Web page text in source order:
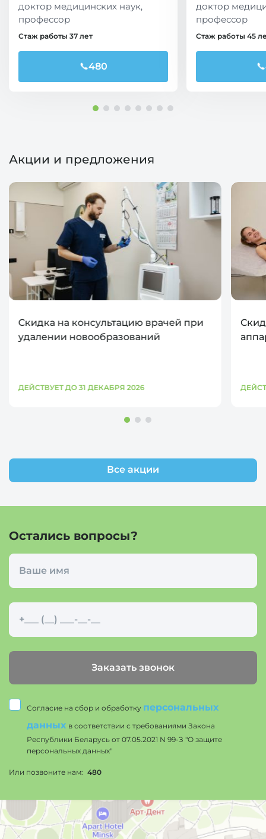
доктор медицинских наук,
профессор
Стаж работы 37 лет
480
доктор
профессор
Стаж работы 45
Акции и предложения
Все акции
Скидка на консультацию врачей при
удалении новообразований
ДЕЙСТВУЕТ ДО 31 ДЕКАБРЯ 2026
Остались вопросы?
Заказать звонок
Или позвоните нам: 480
Согласие на сбор и обработку персональных
данных в соответствии с требованиями Закона
Республики Беларусь от 07.05.2021 N 99-З "О защите
персональных данных"